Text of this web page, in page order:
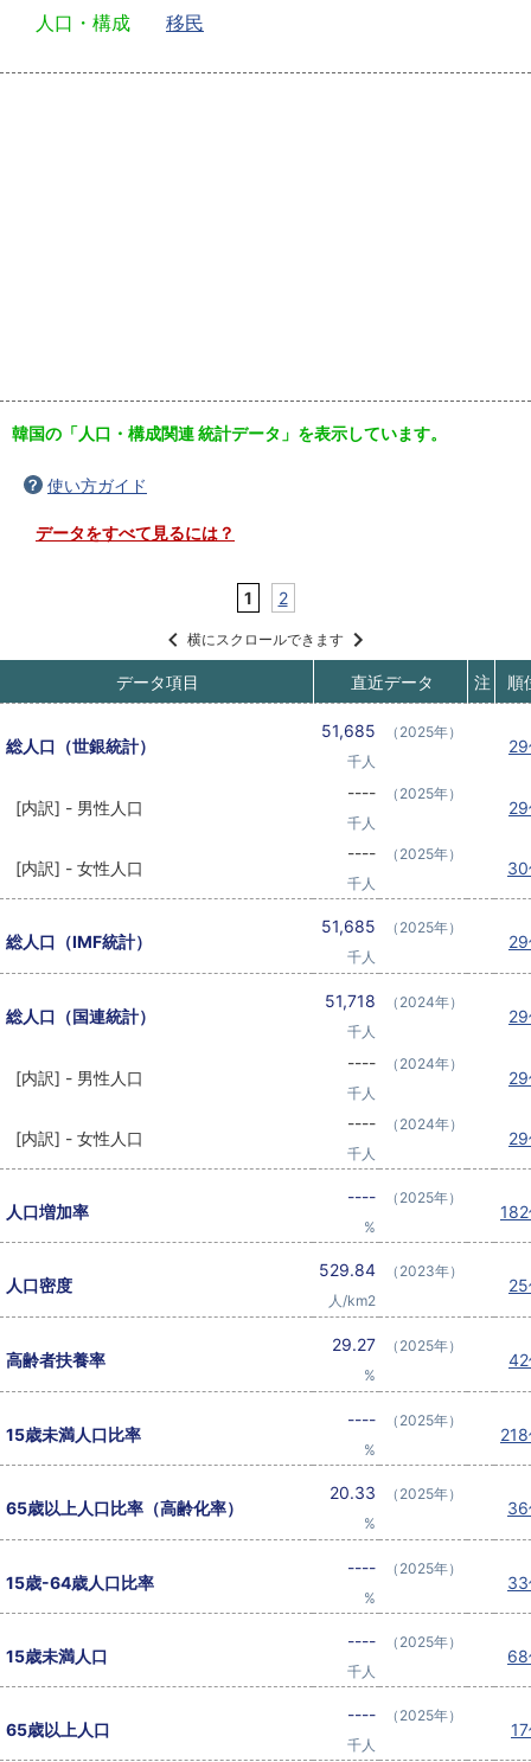
人口・構成
移民
韓国の「人口・構成関連 統計データ」を表示しています。
使い方ガイド
データをすべて見るには？
1 2
横にスクロールできます
データ項目 直近データ 注 順
総人口（世銀統計）
51,685
千人
（2025年）
[内訳] - 男性人口
----
千人
（2025年）
[内訳] - 女性人口
----
千人
（2025年）
総人口（IMF統計）
51,685
千人
（2025年）
総人口（国連統計）
51,718
千人
（2024年）
[内訳] - 男性人口
----
千人
（2024年）
[内訳] - 女性人口
----
千人
（2024年）
人口増加率
----
%
（2025年）
人口密度
529.84
人/km2
（2023年）
高齢者扶養率
29.27
%
（2025年）
15歳未満人口比率
----
%
（2025年）
65歳以上人口比率（高齢化率）
20.33
%
（2025年）
15歳-64歳人口比率
----
%
（2025年）
15歳未満人口
----
千人
（2025年）
65歳以上人口
----
千人
（2025年）